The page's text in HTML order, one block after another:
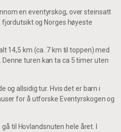
en eventyrskog, over steinsatt
og Norges høyeste
14,5 km (ca. 7 km til toppen) med
turen kan ta ca 5 timer uten
og allsidig tur. Hvis det er barn i
for å utforske Eventyrskogen og
til Hovlandsnuten hele året. I